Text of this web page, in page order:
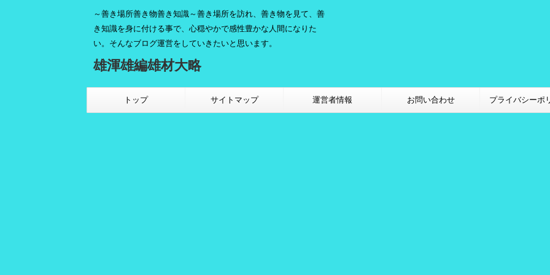
～善き場所善き物善き知識～善き場所を訪れ、善き物を見て、善
き知識を身に付ける事で、心穏やかで感性豊かな人間になりた
い。そんなブログ運営をしていきたいと思います。
雄渾雄編雄材大略
トップ サイトマップ 運営者情報 お問い合わせ プライバシーポ